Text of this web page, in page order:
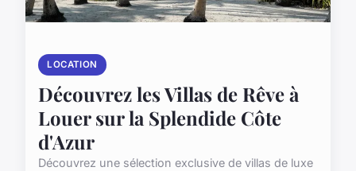
LOCATION
Découvrez les Villas de Rêve à
Louer sur la Splendide Côte
d'Azur
Découvrez une sélection exclusive de villas de luxe